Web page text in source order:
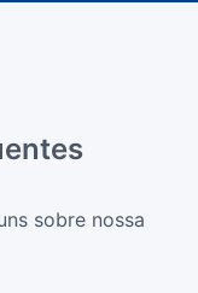
sobre nossa